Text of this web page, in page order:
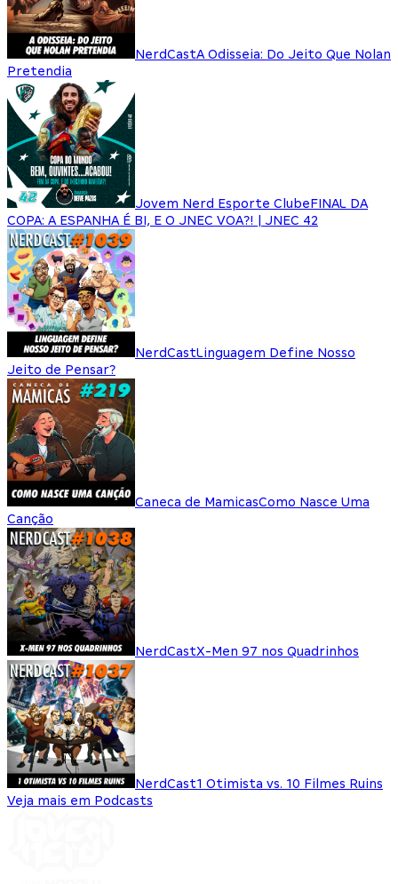
NerdCastA Odisseia: Do Jeito Que Nolan
Pretendia
Jovem Nerd Esporte ClubeFINAL DA
COPA: A ESPANHA É BI, E O JNEC VOA?! | JNEC 42
NerdCastLinguagem Define Nosso
Jeito de Pensar?
Caneca de MamicasComo Nasce Uma
Canção
NerdCastX-Men 97 nos Quadrinhos
NerdCast1 Otimista vs. 10 Filmes Ruins
Veja mais em Podcasts